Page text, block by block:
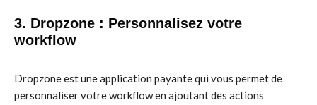
3. Dropzone : Personnalisez votre
workflow
Dropzone est une application payante qui vous permet de
personnaliser votre workflow en ajoutant des actions